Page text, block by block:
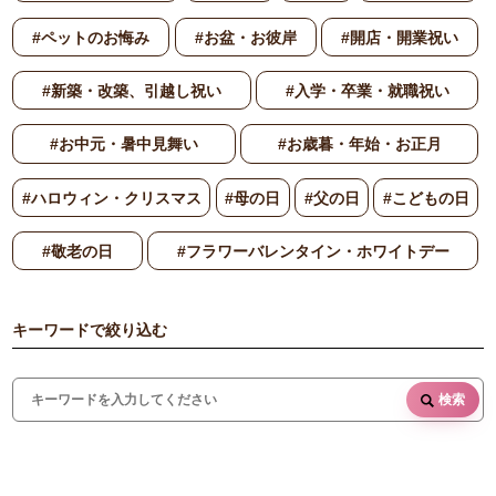
#ペットのお悔み #お盆・お彼岸 #開店・開業祝い
#新築・改築、引越し祝い #入学・卒業・就職祝い
#お中元・暑中見舞い #お歳暮・年始・お正月
#ハロウィン・クリスマス #母の日 #父の日 #こどもの日
#敬老の日 #フラワーバレンタイン・ホワイトデー
キーワードで絞り込む
検索